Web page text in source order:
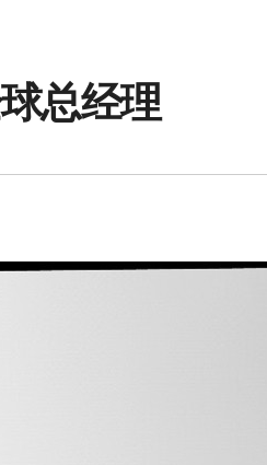
总经理